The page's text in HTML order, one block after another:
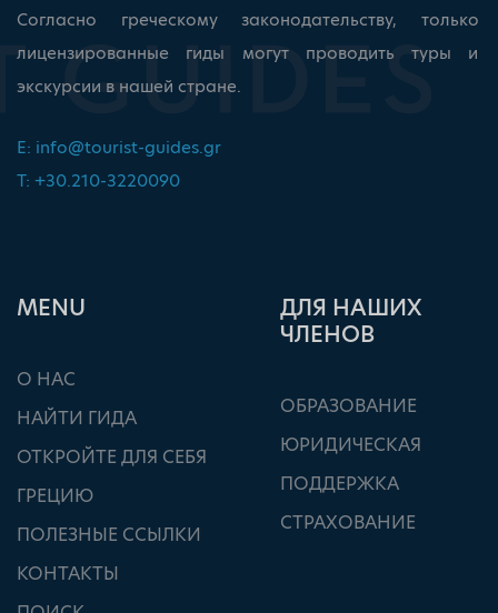
Согласно греческому законодательству, только
лицензированные гиды могут проводить туры и
экскурсии в нашей стране.
E: info@tourist-guides.gr
T: +30.210-3220090
ΜΕΝU
О НАС
НАЙТИ ГИДА
ОТКРОЙТЕ ДЛЯ СЕБЯ
ГРЕЦИЮ
ПОЛЕЗНЫЕ ССЫЛКИ
КОНТАКТЫ
ДЛЯ НАШИХ
ЧЛЕНОВ
ОБРАЗОВАНИЕ
ЮРИДИЧЕСКАЯ
ПОДДЕРЖКА
СТРАХОВАНИЕ